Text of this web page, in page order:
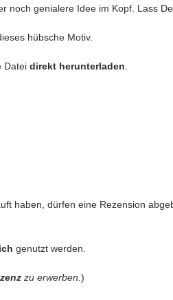
noch genialere Idee im Kopf. Lass
hübsche Motiv.
Datei direkt herunterladen.
haben, dürfen eine Rezension
genutzt werden.
zu erwerben.)